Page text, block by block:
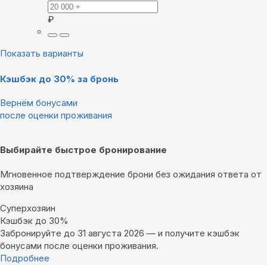
₽
Показать варианты
Кэшбэк до 30% за бронь
Вернём бонусами
после оценки проживания
Выбирайте быстрое бронирование
Мгновенное подтверждение брони без ожидания ответа от
хозяина
Суперхозяин
Кэшбэк до 30%
Забронируйте до 31 августа 2026 — и получите кэшбэк
бонусами после оценки проживания.
Подробнее